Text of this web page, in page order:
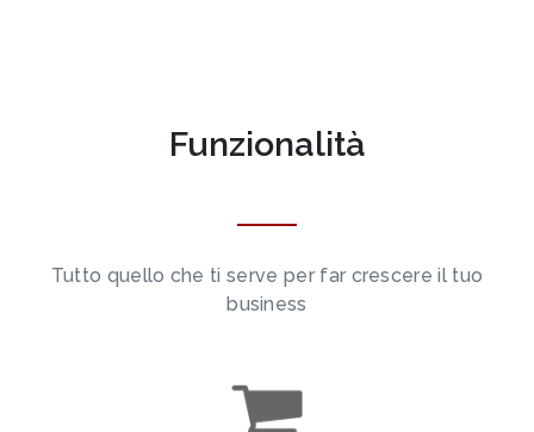
Funzionalità
Tutto quello che ti serve per far crescere il tuo
business